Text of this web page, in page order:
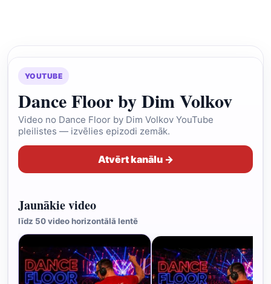
YOUTUBE
Dance Floor by Dim Volkov
Video no Dance Floor by Dim Volkov YouTube
pleilistes — izvēlies epizodi zemāk.
Atvērt kanālu →
Jaunākie video
līdz 50 video horizontālā lentē